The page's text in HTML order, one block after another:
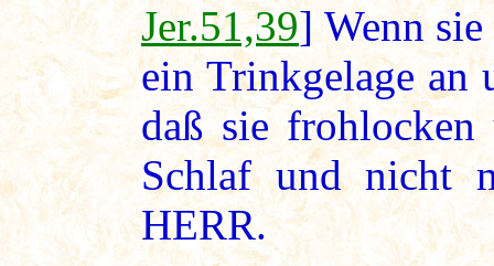
Jer.51,39] Wenn
ein Trinkgelage an
daß sie frohlocken
Schlaf und nicht
HERR.